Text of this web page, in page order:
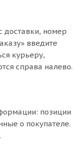
доставки, номер
введите
курьеру,
справа налево.
позиции
о покупателе.